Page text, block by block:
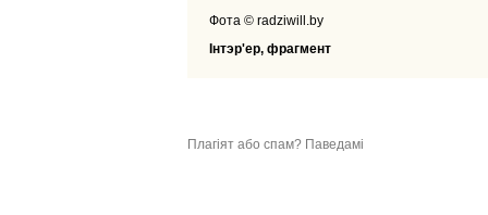
Фота © radziwill.by
Інтэр'ер, фрагмент
Плагіят або спам? Паведамі